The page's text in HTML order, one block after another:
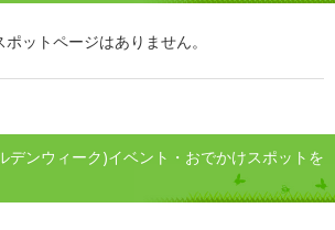
ットページはありません。
デンウィーク)イベント・おでかけスポットを